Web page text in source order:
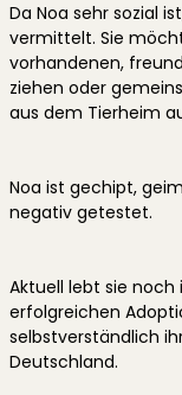
Da Noa sehr sozial
vermittelt. Sie
vorhandenen,
ziehen oder
aus dem Tierheim
Noa ist gechipt,
negativ getestet.
Aktuell lebt sie noch
erfolgreichen
selbstverständlich
Deutschland.